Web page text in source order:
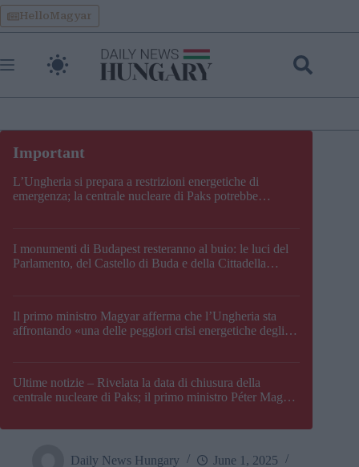
Skip
to
content
HelloMagyar
L’Ungheria si prepara a restrizioni energetiche di
emergenza; la centrale nucleare di Paks potrebbe
I monumenti di Budapest resteranno al buio: le luci del
Parlamento, del Castello di Buda e della Cittadella
Il primo ministro Magyar afferma che l’Ungheria sta
affrontando «una delle peggiori crisi energetiche degli
Ultime notizie – Rivelata la data di chiusura della
centrale nucleare di Paks; il primo ministro Péter Magyar
Daily News Hungary
June 1, 2025